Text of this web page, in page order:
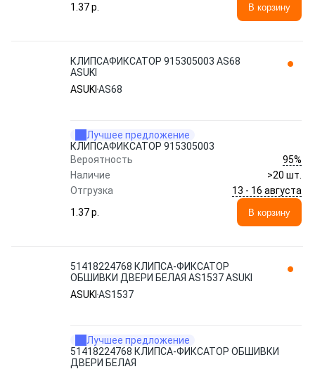
1.37 p.
В корзину
КЛИПСАФИКСАТОР 915305003 AS68
ASUKI
ASUKI AS68
Лучшее предложение
КЛИПСАФИКСАТОР 915305003
Вероятность
95%
Наличие
>20 шт.
Отгрузка
13 - 16 августа
1.37 p.
В корзину
51418224768 КЛИПСА-ФИКСАТОР
ОБШИВКИ ДВЕРИ БЕЛАЯ AS1537 ASUKI
ASUKI AS1537
Лучшее предложение
51418224768 КЛИПСА-ФИКСАТОР ОБШИВКИ
ДВЕРИ БЕЛАЯ